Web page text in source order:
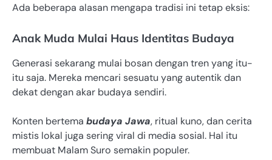
Ada beberapa alasan mengapa tradisi ini tetap eksis:
Anak Muda Mulai Haus Identitas Budaya
Generasi sekarang mulai bosan dengan tren yang itu-
itu saja. Mereka mencari sesuatu yang autentik dan
dekat dengan akar budaya sendiri.
Konten bertema budaya Jawa, ritual kuno, dan cerita
mistis lokal juga sering viral di media sosial. Hal itu
membuat Malam Suro semakin populer.